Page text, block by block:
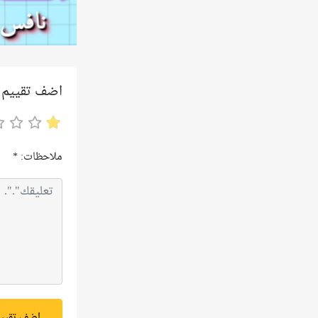
اضف تقييم
ملاحظات:*